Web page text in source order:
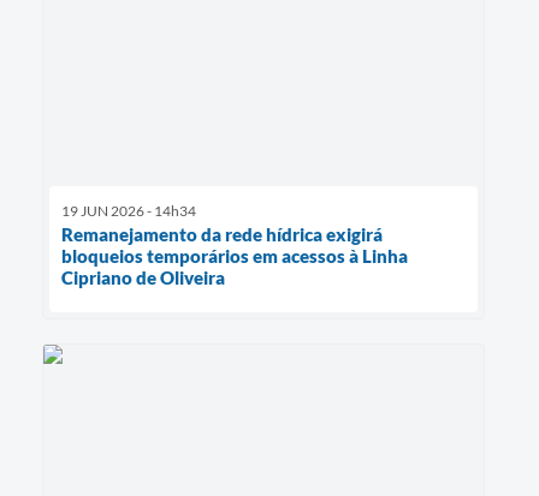
19 JUN 2026 - 14h34
Remanejamento da rede hídrica exigirá
bloqueios temporários em acessos à Linha
Cipriano de Oliveira